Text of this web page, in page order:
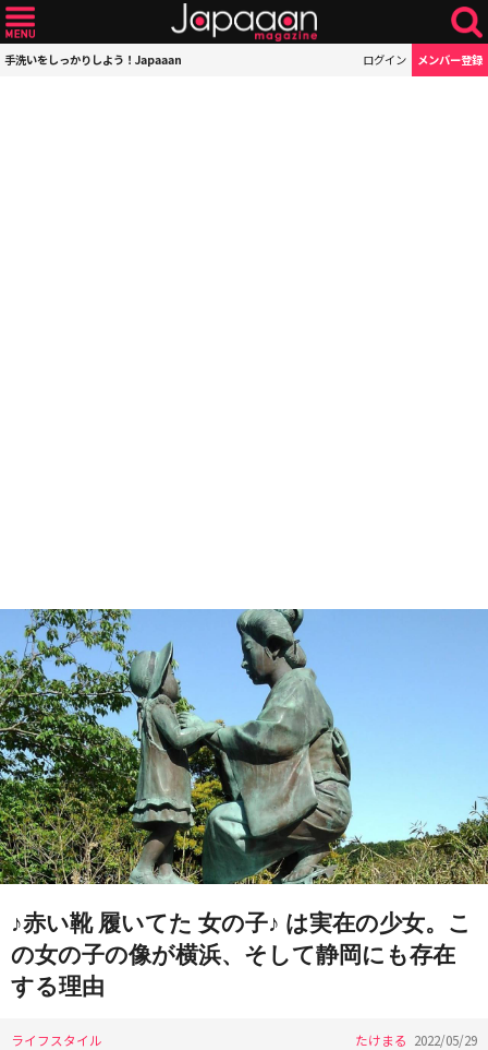
手洗いをしっかりしよう！Japaaan ログイン メンバー登録
♪赤い靴 履いてた 女の子♪ は実在の少女。こ
の女の子の像が横浜、そして静岡にも存在
する理由
ライフスタイル たけまる 2022/05/29